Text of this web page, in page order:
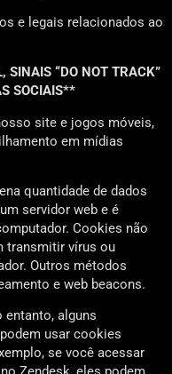
e legais relacionados ao
SINAIS “DO NOT TRACK”
SOCIAIS**
site e jogos móveis,
em mídias
quantidade de dados
servidor web e é
Cookies não
transmitir vírus ou
Outros métodos
e web beacons.
alguns
usar cookies
se você acessar